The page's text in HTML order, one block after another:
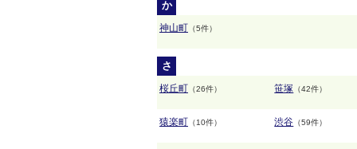
か
神山町 （5件）
さ
桜丘町 （26件） 笹塚 （42件）
猿楽町 （10件） 渋谷 （59件）